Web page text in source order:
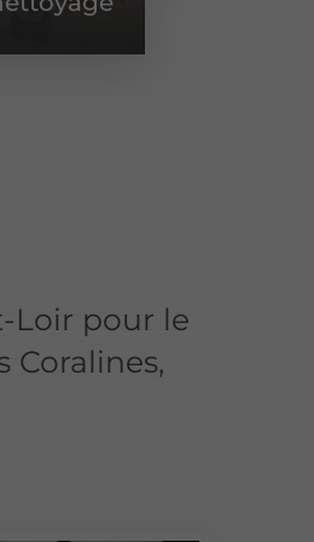
Loir pour le
Coralines,